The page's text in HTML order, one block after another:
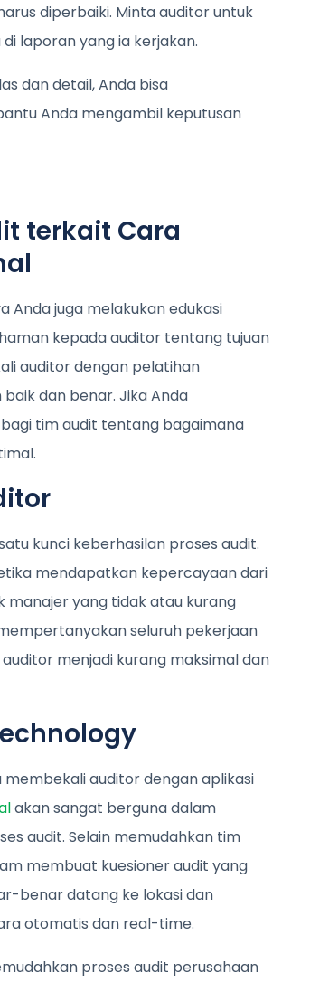
diperbaiki. Minta auditor untuk
laporan yang ia kerjakan.
dan detail, Anda bisa
Anda mengambil keputusan
terkait Cara
Anda juga melakukan edukasi
kepada auditor tentang tujuan
auditor dengan pelatihan
dan benar. Jika Anda
tim audit tentang bagaimana
kunci keberhasilan proses audit.
mendapatkan kepercayaan dari
manajer yang tidak atau kurang
seluruh pekerjaan
menjadi kurang maksimal dan
auditor dengan aplikasi
akan sangat berguna dalam
audit. Selain memudahkan tim
membuat kuesioner audit yang
benar datang ke lokasi dan
otomatis dan real-time.
proses audit perusahaan